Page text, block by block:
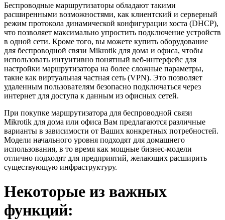
Беспроводные маршрутизаторы обладают такими
расширенными возможностями, как клиентский и серверный
режим протокола динамической конфигурации хоста (DHCP),
что позволяет максимально упростить подключение устройств
в одной сети. Кроме того, вы можете купить оборудование
для беспроводной связи Mikrotik для дома и офиса, чтобы
использовать интуитивно понятный веб-интерфейс для
настройки маршрутизатора на более сложные параметры,
такие как виртуальная частная сеть (VPN). Это позволяет
удаленным пользователям безопасно подключаться через
интернет для доступа к данным из офисных сетей.
При покупке маршрутизатора для беспроводной связи
Mikrotik для дома или офиса Вам предлагаются различные
варианты в зависимости от Ваших конкретных потребностей.
Модели начального уровня подходят для домашнего
использования, в то время как мощные бизнес-модели
отлично подходят для предприятий, желающих расширить
существующую инфраструктуру.
Некоторые из важных
функций: